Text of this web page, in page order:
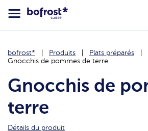
bofrost* Produits Plats préparés
Gnocchis de pommes de terre
Gnocchis de
terre
Détails du produit